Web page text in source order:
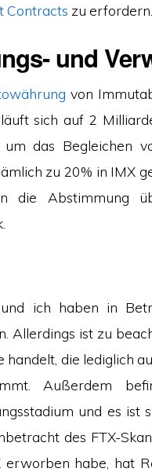
Contracts zu erfordern.
und
von
sich auf 2
das Begleichen
zu 20% in IMX
die Abstimmung
ich haben in
Allerdings ist zu
handelt, die lediglich
Außerdem
und es ist
des FTX-
erworben habe, hat